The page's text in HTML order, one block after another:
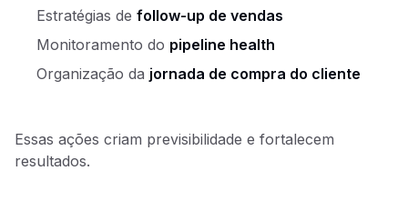
Estratégias de follow-up de vendas
Monitoramento do pipeline health
Organização da jornada de compra do cliente
Essas ações criam previsibilidade e fortalecem
resultados.